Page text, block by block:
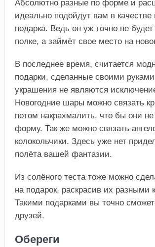
Абсолютно разные по форме и
идеально подойдут вам в качестве
подарка. Ведь он уж точно не
полке, а займёт свое место на
В последнее время, считается
подарки, сделанные своими
украшения не являются
Новогодние шары можно связать
потом накрахмалить, что бы они не
форму. Так же можно связать
колокольчики. Здесь уже нет
полёта вашей фантазии.
Из солёного теста тоже можно
на подарок, раскрасив их разными
Такими подарками вы точно
друзей.
Обереги